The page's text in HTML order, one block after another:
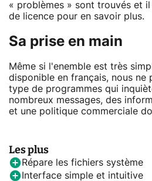
« problèmes » sont trouvés et
de licence pour en savoir plus.
Sa prise en main
Même si l'enemble est très
disponible en français, nous ne
type de programmes qui
nombreux messages, des
et une politique commerciale
Les plus
Répare les fichiers système
Interface simple et intuitive